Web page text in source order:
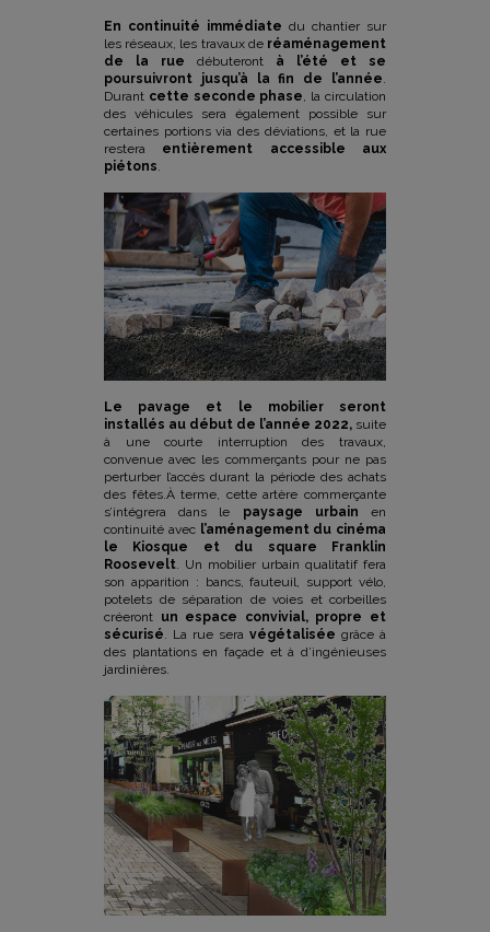
En continuité immédiate du chantier sur
les réseaux, les travaux deréaménagement
de la rue débuteront à l’été et se
poursuivront jusqu’à la fin de l’année
Durant cette seconde phase
, la circulation
des véhicules sera également possible sur
certaines portions via des déviations, et la rue
restera entièrement accessible aux
piétons
Le pavage et le mobilier seront
installés au début de l’année 2022, suite
à une courte interruption des travaux,
convenue avec les commerçants pour ne pas
perturber l’accès durant la période des achats
des fêtes.À terme, cette artère commerçante
s’intégrera dans le paysage urbain en
continuité avec l’aménagement du cinéma
le Kiosque et du square Franklin
Roosevelt . Un mobilier urbain qualitatif fera
son apparition : bancs, fauteuil, support vélo,
potelets de séparation de voies et corbeilles
créeront un espace convivial, propre et
sécurisé . La rue sera végétalisée grâce à
des plantations en façade et à d’ingénieuses
jardinières.